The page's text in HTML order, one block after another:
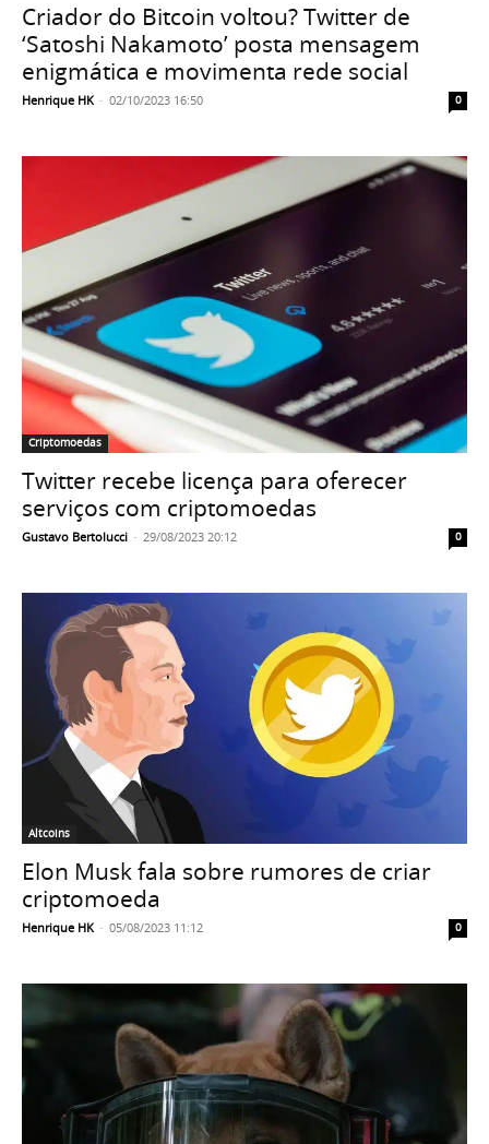
Criador do Bitcoin voltou? Twitter de
‘Satoshi Nakamoto’ posta mensagem
enigmática e movimenta rede social
Henrique HK - 02/10/2023 16:50 0
Criptomoedas
Twitter recebe licença para oferecer
serviços com criptomoedas
Gustavo Bertolucci - 29/08/2023 20:12 0
Altcoins
Elon Musk fala sobre rumores de criar
criptomoeda
Henrique HK - 05/08/2023 11:12 0